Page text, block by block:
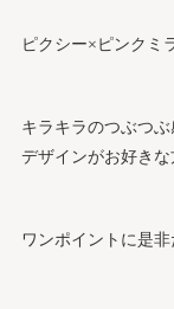
ピクシー×ピンクミ
キラキラのつぶつ
デザインがお好きな
ワンポイントに是